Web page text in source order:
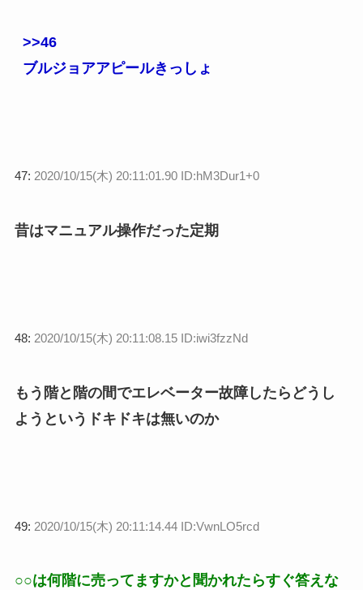
>>46
ブルジョアアピールきっしょ
47: 2020/10/15(木) 20:11:01.90 ID:hM3Dur1+0
昔はマニュアル操作だった定期
48: 2020/10/15(木) 20:11:08.15 ID:iwi3fzzNd
もう階と階の間でエレベーター故障したらどうし
ようというドキドキは無いのか
49: 2020/10/15(木) 20:11:14.44 ID:VwnLO5rcd
○○は何階に売ってますかと聞かれたらすぐ答えな